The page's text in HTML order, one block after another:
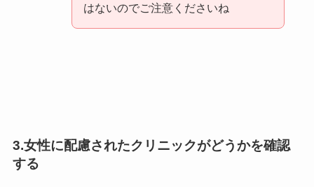
はないのでご注意くださいね
3.女性に配慮されたクリニックがどうかを確認
する